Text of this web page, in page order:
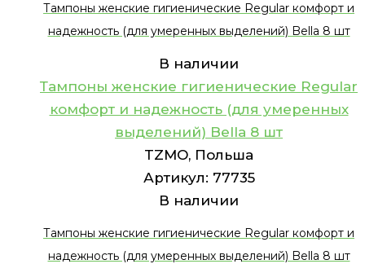
Тампоны женские гигиенические Regular комфорт и
надежность (для умеренных выделений) Bella 8 шт
В наличии
Тампоны женские гигиенические Regular
комфорт и надежность (для умеренных
выделений) Bella 8 шт
TZMO, Польша
Артикул: 77735
В наличии
Тампоны женские гигиенические Regular комфорт и
надежность (для умеренных выделений) Bella 8 шт